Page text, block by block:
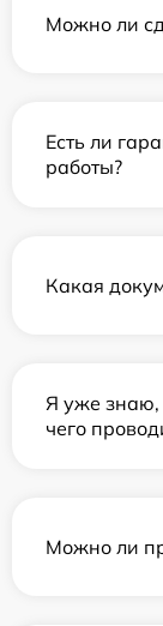
Можно ли
Есть ли
работы?
Какая
Я уже знаю,
чего
Можно ли